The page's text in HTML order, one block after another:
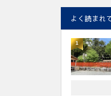
よく読まれ
1